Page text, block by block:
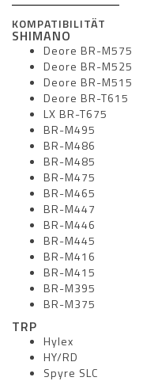
KOMPATIBILITÄT
SHIMANO
Deore BR-M575
Deore BR-M525
Deore BR-M515
Deore BR-T615
LX BR-T675
BR-M495
BR-M486
BR-M485
BR-M475
BR-M465
BR-M447
BR-M446
BR-M445
BR-M416
BR-M415
BR-M395
BR-M375
TRP
Hylex
HY/RD
Spyre SLC